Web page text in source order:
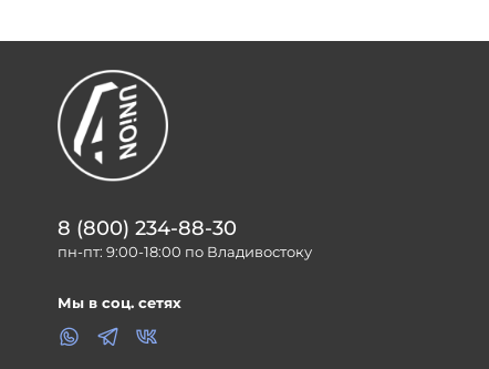
8 (800) 234-88-30
пн-пт: 9:00-18:00 по Владивостоку
Мы в соц. сетях